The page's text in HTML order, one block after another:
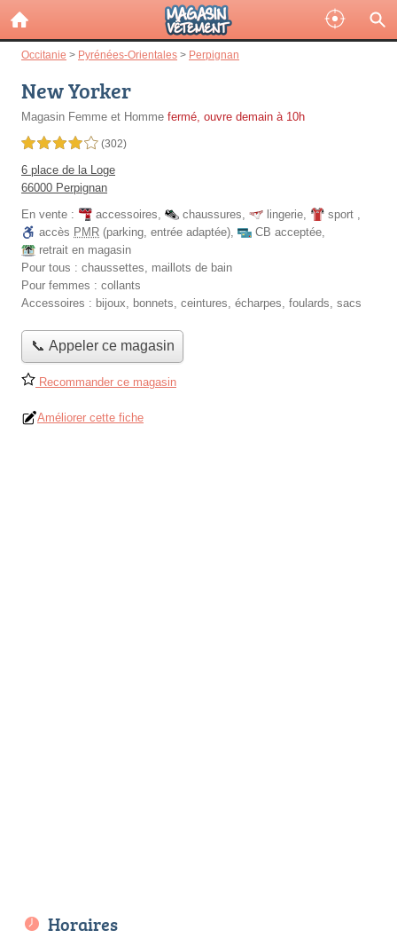
Occitanie > Pyrénées-Orientales > Perpignan
New Yorker
Magasin Femme et Homme fermé, ouvre demain à 10h
4,0 étoiles sur 5 (302)
6 place de la Loge
66000 Perpignan
En vente :
accessoires, chaussures, lingerie, sport ,
accès PMR (parking, entrée adaptée), CB acceptée,
retrait en magasin
Pour tous : chaussettes, maillots de bain
Pour femmes : collants
Accessoires : bijoux, bonnets, ceintures, écharpes, foulards, sacs
📞 Appeler ce magasin
Recommander ce magasin
Améliorer cette fiche
Horaires